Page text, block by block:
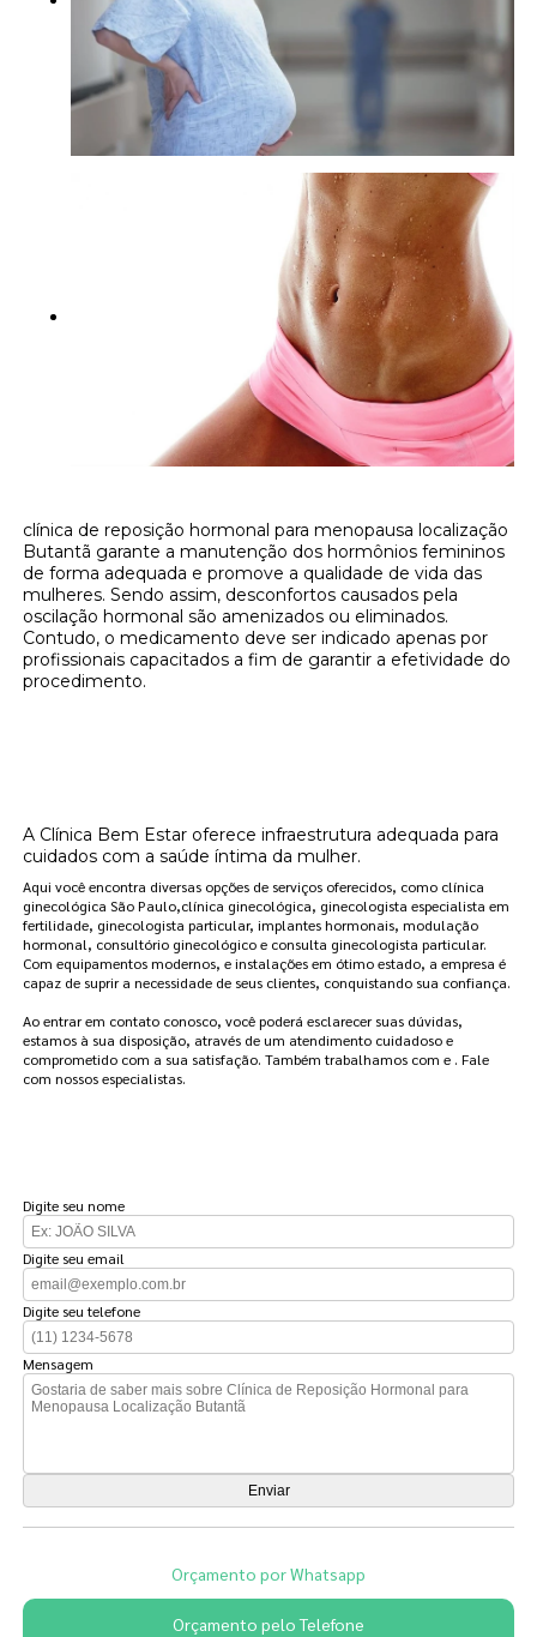
clínica de reposição hormonal para menopausa localização
Butantã garante a manutenção dos hormônios femininos
de forma adequada e promove a qualidade de vida das
mulheres. Sendo assim, desconfortos causados pela
oscilação hormonal são amenizados ou eliminados.
Contudo, o medicamento deve ser indicado apenas por
profissionais capacitados a fim de garantir a efetividade do
procedimento.
A Clínica Bem Estar oferece infraestrutura adequada para
cuidados com a saúde íntima da mulher.
Aqui você encontra diversas opções de serviços oferecidos, como clínica
ginecológica São Paulo,clínica ginecológica, ginecologista especialista em
fertilidade, ginecologista particular, implantes hormonais, modulação
hormonal, consultório ginecológico e consulta ginecologista particular.
Com equipamentos modernos, e instalações em ótimo estado, a empresa é
capaz de suprir a necessidade de seus clientes, conquistando sua confiança.
Ao entrar em contato conosco, você poderá esclarecer suas dúvidas,
estamos à sua disposição, através de um atendimento cuidadoso e
comprometido com a sua satisfação. Também trabalhamos com e . Fale
com nossos especialistas.
Digite seu nome
Digite seu email
Digite seu telefone
Mensagem
Orçamento por Whatsapp
Orçamento pelo Telefone